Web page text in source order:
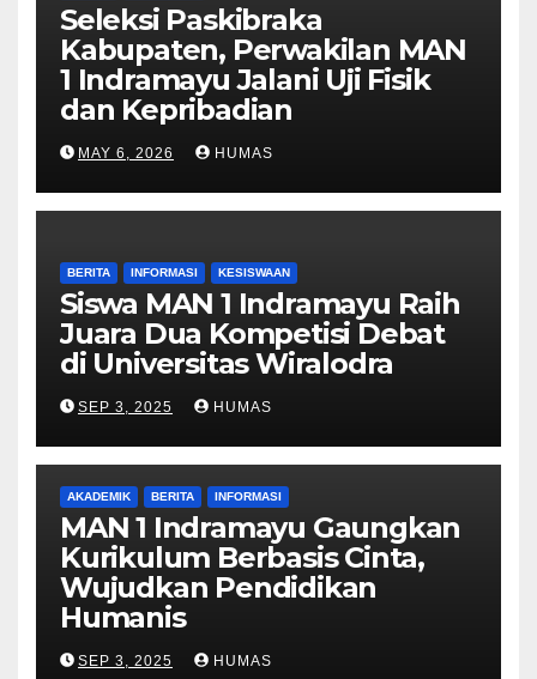
Seleksi Paskibraka
Kabupaten, Perwakilan MAN
1 Indramayu Jalani Uji Fisik
dan Kepribadian
MAY 6, 2026 HUMAS
BERITA INFORMASI KESISWAAN
Siswa MAN 1 Indramayu Raih
Juara Dua Kompetisi Debat
di Universitas Wiralodra
SEP 3, 2025 HUMAS
AKADEMIK BERITA INFORMASI
MAN 1 Indramayu Gaungkan
Kurikulum Berbasis Cinta,
Wujudkan Pendidikan
Humanis
SEP 3, 2025 HUMAS